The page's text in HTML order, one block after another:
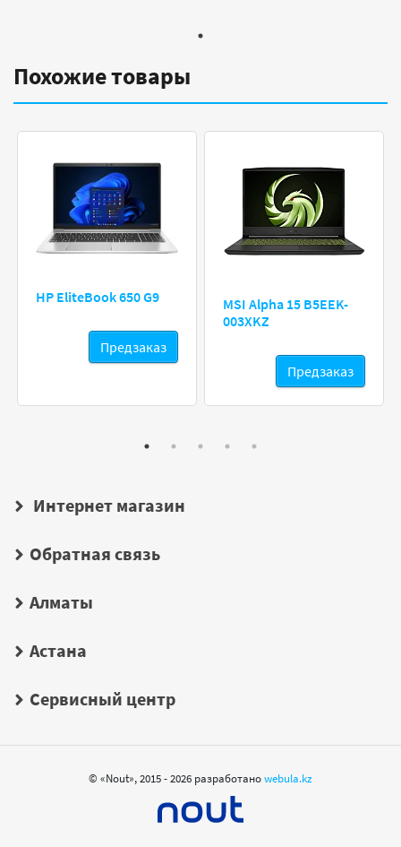
Похожие товары
HP EliteBook 650 G9
Предзаказ
MSI Alpha 15 B5EEK-
003XKZ
Предзаказ
Интернет магазин
Обратная связь
Алматы
Астана
Сервисный центр
© «Nout», 2015 - 2026 разработаноwebula.kz